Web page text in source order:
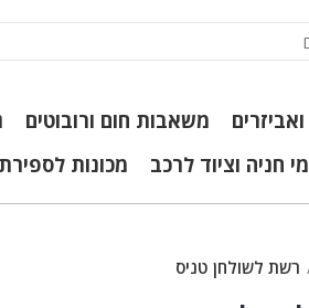
משאבות חום ורובוטים
חניה וציוד לרכב מכונות
רשת לשולחן טניס